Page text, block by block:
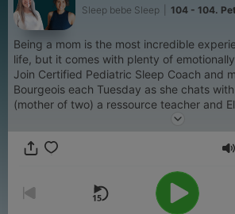
Sleep bebe Sleep 104 - 104.
Being a mom is the most incredible
life, but it comes with plenty of
Join Certified Pediatric Sleep Coach and
Bourgeois each Tuesday as she chats
(mother of two) a ressource teacher and
Vice Principal who is passionate about
happy with your child’s sleep, need sleep